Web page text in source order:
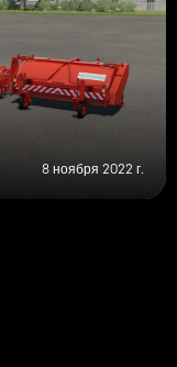
8 ноября 2022 г.